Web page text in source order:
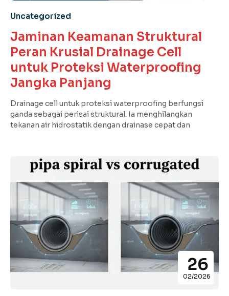
Uncategorized
Jaminan Keamanan Struktural
Peran Krusial Drainage Cell
untuk Proteksi Waterproofing
Jangka Panjang
Drainage cell untuk proteksi waterproofing berfungsi
ganda sebagai perisai struktural. Ia menghilangkan
tekanan air hidrostatik dengan drainase cepat dan
26
02/2026